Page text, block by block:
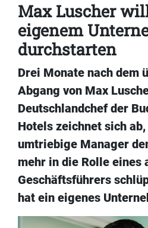
Max Luscher
eigenem
durchstarten
Drei Monate nach dem
Abgang von Max
Deutschlandchef der
Hotels zeichnet sich
umtriebige Manager
mehr in die Rolle eines
Geschäftsführers
hat ein eigenes